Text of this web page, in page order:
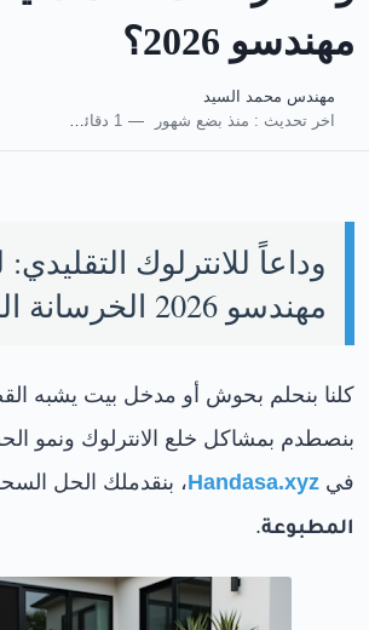
مهندسو 2026؟
مهندس محمد السيد
اخر تحديث : منذ بضع شهور 1 دقائق للقراءة
وداعاً للانترلوك
مهندسو 2026 الخرسانة المطبوعة؟
كلنا بنحلم بحوش أو مدخل بيت يشبه
بنصطدم بمشاكل خلع الانترلوك ونمو
في Handasa.xyz، بنقدملك الحل
المطبوعة.